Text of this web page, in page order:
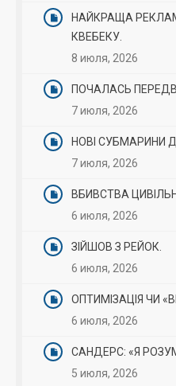
НАЙКРАЩА
КВЕБЕКУ.
8 июля, 2026
ПОЧАЛАСЬ
7 июля, 2026
НОВІ СУБМАРИНИ
7 июля, 2026
ВБИВСТВА
6 июля, 2026
ЗІЙШОВ З РЕЙОК.
6 июля, 2026
ОПТИМІЗАЦІЯ ЧИ
6 июля, 2026
САНДЕРС: «Я
5 июля, 2026